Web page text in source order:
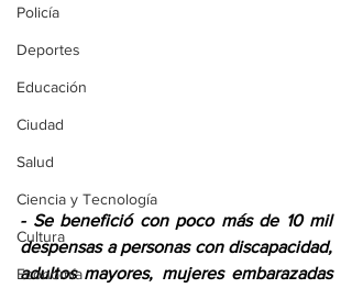
Policía
Deportes
Educación
Ciudad
Salud
Ciencia y Tecnología
Cultura
Economía
- Se benefició con poco más de 10 mil
despensas a personas con discapacidad,
adultos mayores, mujeres embarazadas